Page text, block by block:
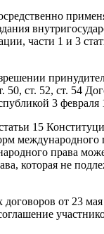
части 1 и 3
ст. 52, ст. 54
3 февраля
15
права
которая не
от 23